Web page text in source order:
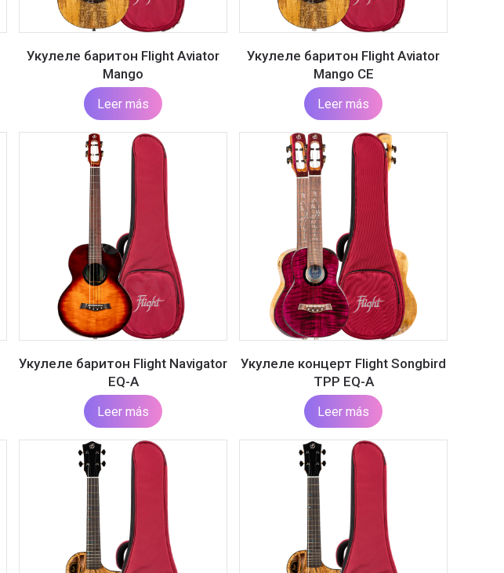
Укулеле баритон Flight Aviator
Mango
Leer más
Укулеле баритон Flight Aviator
Mango CE
Leer más
Укулеле баритон Flight Navigator
EQ-A
Leer más
Укулеле концерт Flight Songbird
TPP EQ-A
Leer más